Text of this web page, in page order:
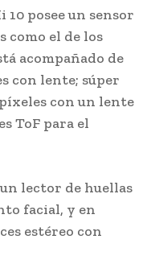
10 posee un sensor
como el de los
acompañado de
con lente; súper
con un lente
ToF para el
lector de huellas
facial, y en
estéreo con